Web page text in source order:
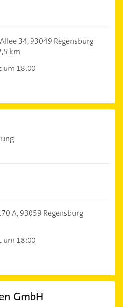
34,93049 Regensburg
km
um 18:00
A,93059 Regensburg
um 18:00
GmbH